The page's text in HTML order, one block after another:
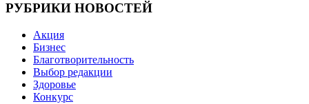
РУБРИКИ НОВОСТЕЙ
Акция
Бизнес
Благотворительность
Выбор редакции
Здоровье
Конкурс